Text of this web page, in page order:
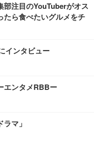
部注目のYouTuberがオス
たら食べたいグルメをチ
インタビュー
エンタメRBBー
マ」